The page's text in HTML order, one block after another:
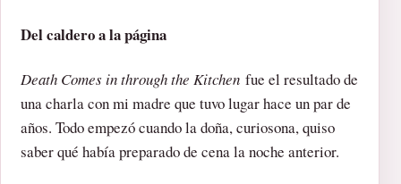
Del caldero a la página
Death Comes in through the Kitchen fue el resultado de
una charla con mi madre que tuvo lugar hace un par de
años. Todo empezó cuando la doña, curiosona, quiso
saber qué había preparado de cena la noche anterior.